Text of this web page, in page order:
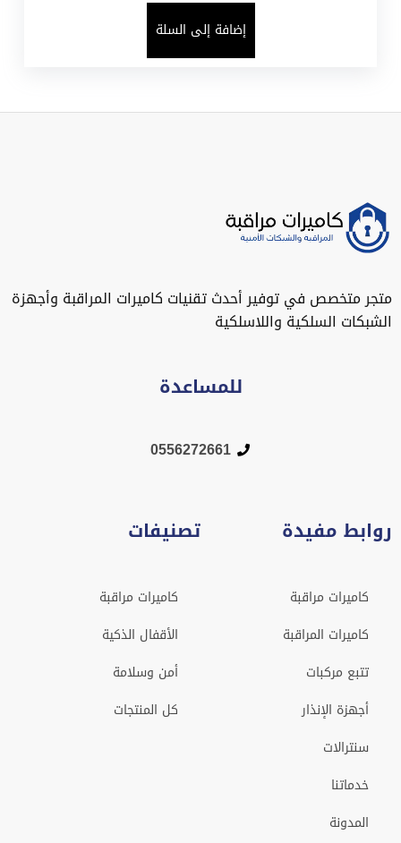
إضافة إلى السلة
متجر متخصص في توفير أحدث تقنيات كاميرات المراقبة وأجهزة
الشبكات السلكية واللاسلكية
للمساعدة
0556272661
روابط مفيدة
كاميرات مراقبة
كاميرات المراقبة
تتبع مركبات
أجهزة الإنذار
سنترالات
خدماتنا
المدونة
تصنيفات
كاميرات مراقبة
الأقفال الذكية
أمن وسلامة
كل المنتجات